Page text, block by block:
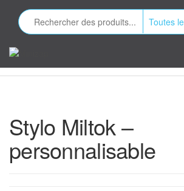
contenu
publicitaires
Stylo Miltok –
personnalisable